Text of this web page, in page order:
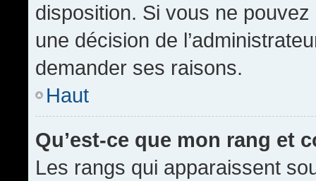
disposition. Si vous ne pouvez
une décision de
demander ses raisons.
Haut
Qu’est-ce que mon rang et
Les rangs qui apparaissent